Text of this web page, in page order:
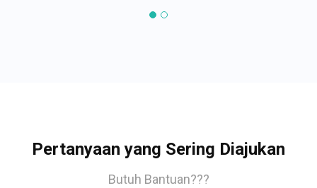
Pertanyaan yang Sering Diajukan
Butuh Bantuan???